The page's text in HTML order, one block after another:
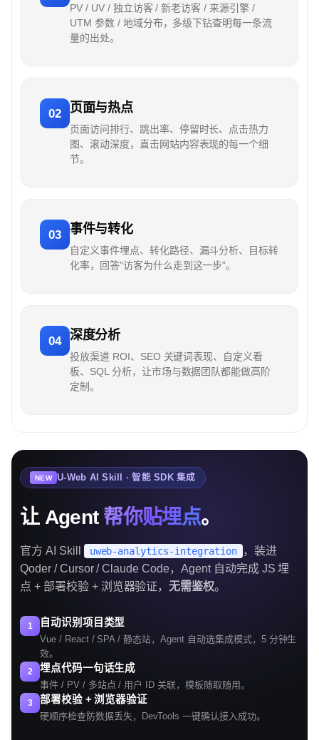
PV / UV / 独立访客 / 新老访客 / 来源引擎 /
UTM 参数 / 地域分布，多级下钻查明每一条流
量的出处。
02 页面与热点
页面访问排行、跳出率、停留时长、点击热力
图、滚动深度，直击网站内容表现的每一个细
节。
03 事件与转化
自定义事件埋点、转化路径、漏斗分析、目标转
化率，回答"访客为什么走到这一步"。
04 深度分析
投放渠道 ROI、SEO 关键词表现、自定义看
板、SQL 分析，让市场与数据团队都能做高阶
定制。
NEW U-Web AI Skill · 智能 SDK 集成
让 Agent 帮你贴埋点。
官方 AI Skill uweb-analytics-integration
，装进
Qoder / Cursor / Claude Code，Agent 自动完成 JS 埋
点 + 部署校验 + 浏览器验证，无需鉴权。
1 自动识别项目类型
Vue / React / SPA / 静态站，Agent 自动选集成模式，5 分钟生
效。
2 埋点代码一句话生成
事件 / PV / 多站点 / 用户 ID 关联，模板随取随用。
3 部署校验 + 浏览器验证
硬顺序检查防数据丢失，DevTools 一键确认接入成功。